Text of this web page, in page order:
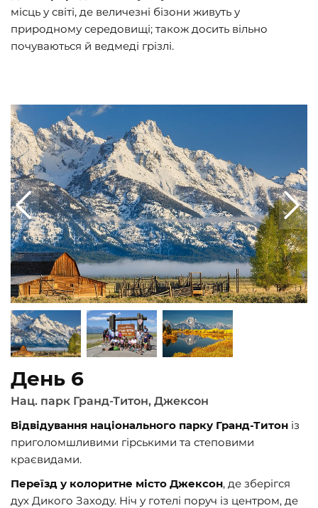
місць у світі, де величезні бізони живуть у
природному середовищі; також досить вільно
почуваються й ведмеді грізлі.
День 6
Нац. парк Гранд-Титон, Джексон
Відвідування національного парку Гранд-Титон із
приголомшливими гірськими та степовими
краєвидами.
Переїзд у колоритне місто Джексон, де зберігся
дух Дикого Заходу. Ніч у готелі поруч із центром, де